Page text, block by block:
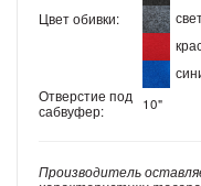
Цвет обивки:
Отверстие под
сабвуфер:
10"
Производитель